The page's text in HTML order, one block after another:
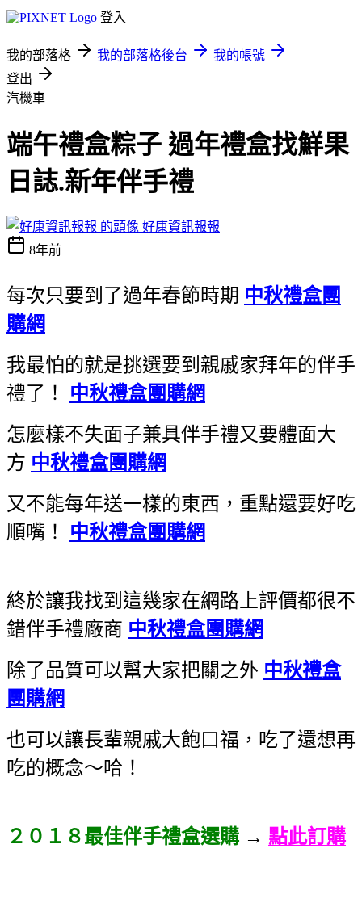
登入
我的部落格 我的部落格後台
我的帳號
登出
汽機車
端午禮盒粽子 過年禮盒找鮮果
日誌.新年伴手禮
好康資訊報報
8年前
每次只要到了過年春節時期 中秋禮盒團
購網
我最怕的就是挑選要到親戚家拜年的伴手
禮了！
中秋禮盒團購網
怎麼樣不失面子兼具伴手禮又要體面大
方 中秋禮盒團購網
又不能每年送一樣的東西，重點還要好吃
順嘴！
中秋禮盒團購網
終於讓我找到這幾家在網路上評價都很不
錯伴手禮廠商 中秋禮盒團購網
除了品質可以幫大家把關之外 中秋禮盒
團購網
也可以讓長輩親戚大飽口福，吃了還想再
吃的概念～哈！
２０１８最佳伴手禮盒選購 → 點此訂購